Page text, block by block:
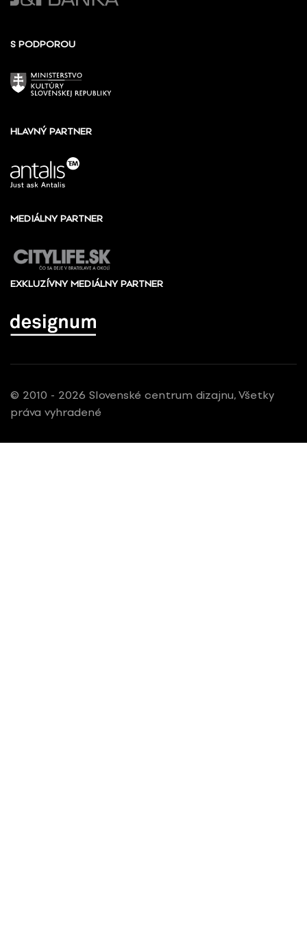
S PODPOROU
HLAVNÝ PARTNER
MEDIÁLNY PARTNER
EXKLUZÍVNY MEDIÁLNY PARTNER
© 2010 - 2026 Slovenské centrum dizajnu, Všetky
práva vyhradené